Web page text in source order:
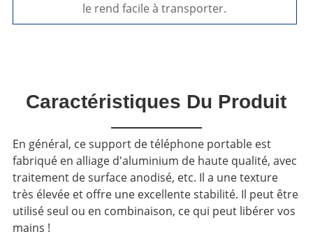
le rend facile à transporter.
Caractéristiques Du Produit
En général, ce support de téléphone portable est
fabriqué en alliage d'aluminium de haute qualité, avec
traitement de surface anodisé, etc. Il a une texture
très élevée et offre une excellente stabilité. Il peut être
utilisé seul ou en combinaison, ce qui peut libérer vos
mains !